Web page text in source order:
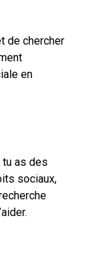
de chercher
en
as des
sociaux,